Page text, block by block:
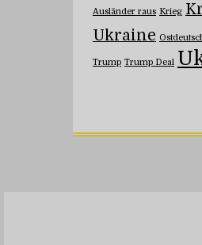
Ausländer raus Krieg
Ukraine
Trump Trump Deal